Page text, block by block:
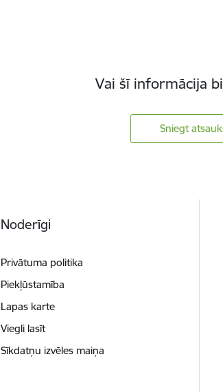
Vai šī informācija
Sniegt
Noderīgi
Privātuma politika
Piekļūstamība
Lapas karte
Viegli lasīt
Sīkdatņu izvēles maiņa